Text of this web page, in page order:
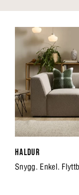
HALDUR
Snygg. Enkel.